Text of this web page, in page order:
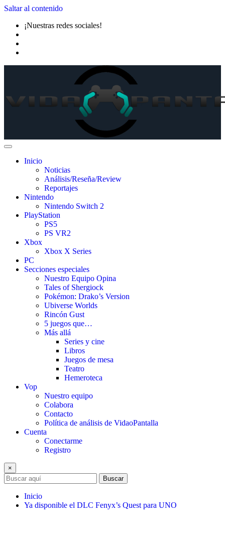
Saltar al contenido
¡Nuestras redes sociales!
Inicio
Noticias
Análisis/Reseña/Review
Reportajes
Nintendo
Nintendo Switch 2
PlayStation
PS5
PS VR2
Xbox
Xbox X Series
PC
Secciones especiales
Nuestro Equipo Opina
Tales of Shergiock
Pokémon: Drako’s Version
Ubiverse Worlds
Rincón Gust
5 juegos que…
Más allá
Series y cine
Libros
Juegos de mesa
Teatro
Hemeroteca
Vop
Nuestro equipo
Colabora
Contacto
Política de análisis de VidaoPantalla
Cuenta
Conectarme
Registro
×
Buscar
Inicio
Ya disponible el DLC Fenyx’s Quest para UNO